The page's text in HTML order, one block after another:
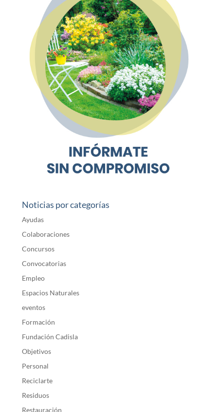
Noticias por categorías
Ayudas
Colaboraciones
Concursos
Convocatorias
Empleo
Espacios Naturales
eventos
Formación
Fundación Cadisla
Objetivos
Personal
Reciclarte
Residuos
Restauración